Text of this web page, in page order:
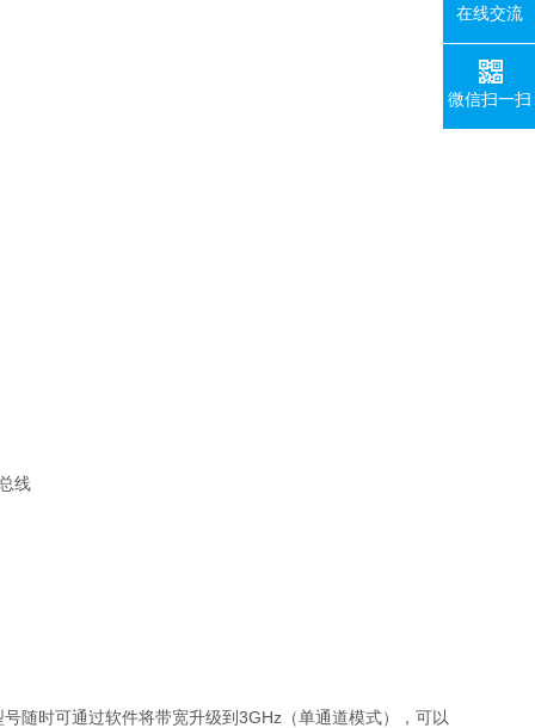
线
随时可通过软件将带宽升级到 3GHz （单通道模式），可以
在线交流
微信扫一扫